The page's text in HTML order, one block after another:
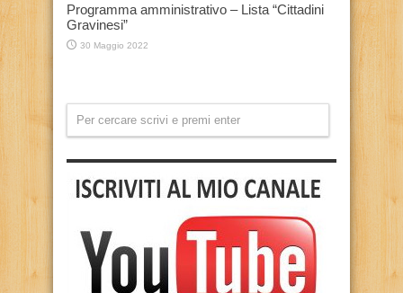
Programma amministrativo – Lista “Cittadini
Gravinesi”
30 Maggio 2022